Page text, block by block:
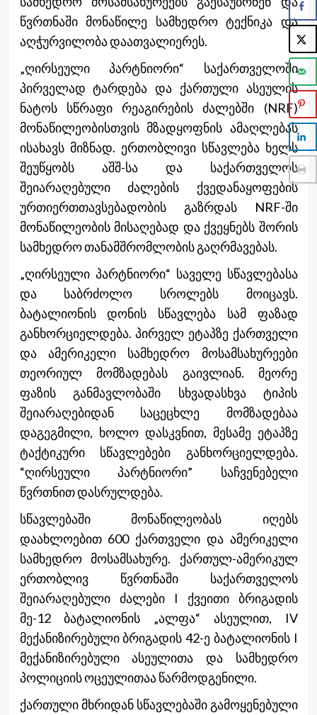
წვრთნაში მონაწილე სამხედრო ტექნიკა და
აღჭურვილობა დაათვალიერეს.
„ღირსეული პარტნიორი“ საქართველოში
პირველად ტარდება და ქართული ასეულის
ნატოს სწრაფი რეაგირების ძალებში (NRF)
მონაწილეობისთვის მზადყოფნის ამაღლებას
ისახავს მიზნად. ერთობლივი სწავლება ხელს
შეუწყობს აშშ-სა და საქართველოს
შეიარაღებული ძალების ქვედანაყოფების
ურთიერთთავსებადობის გაზრდას NRF-ში
მონაწილეობის მისაღებად და ქვეყნებს შორის
სამხედრო თანამშრომლობის გაღრმავებას.
„ღირსეული პარტნიორი“ საველე სწავლებასა
და საბრძოლო სროლებს მოიცავს.
ბატალიონის დონის სწავლება სამ ფაზად
განხორციელდება. პირველ ეტაპზე ქართველი
და ამერიკელი სამხედრო მოსამსახურეები
თეორიულ მომზადებას გაივლიან. მეორე
ფაზის განმავლობაში სხვადასხვა ტიპის
შეიარაღებიდან საცეცხლე მომზადებაა
დაგეგმილი, ხოლო დასკვნით, მესამე ეტაპზე
ტაქტიკური სწავლებები განხორციელდება.
“ღირსეული პარტნიორი” საჩვენებელი
წვრთნით დასრულდება.
სწავლებაში მონაწილეობას იღებს
დაახლოებით 600 ქართველი და ამერიკელი
სამხედრო მოსამსახურე. ქართულ-ამერიკულ
ერთობლივ წვრთნაში საქართველოს
შეიარაღებული ძალები I ქვეითი ბრიგადის
მე-12 ბატალიონის „ალფა“ ასეულით, IV
მექანიზირებული ბრიგადის 42-ე ბატალიონის I
მექანიზირებული ასეულითა და სამხედრო
პოლიციის ოცეულითაა წარმოდგენილი.
ქართული მხრიდან სწავლებაში გამოყენებული